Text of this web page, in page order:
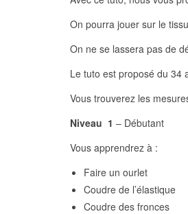
On pourra jouer sur le
On ne se lassera pas de
Le tuto est proposé du 34
Vous trouverez les
Niveau 1 – Débutant
Vous apprendrez à :
Faire un ourlet
Coudre de l’élastique
Coudre des fronces